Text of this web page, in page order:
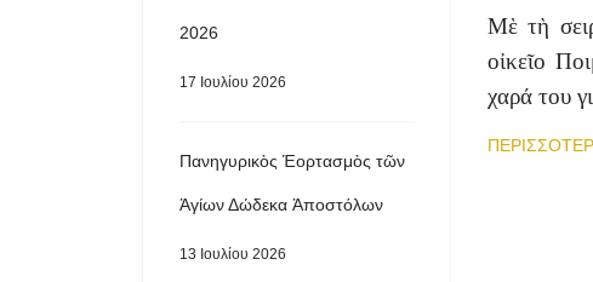
2026
17 Ιουλίου 2026
Πανηγυρικὸς Ἑορτασμὸς τῶν
Ἁγίων Δώδεκα Ἀποστόλων
13 Ιουλίου 2026
Μὲ τὴ
οἰκεῖο
χαρά του